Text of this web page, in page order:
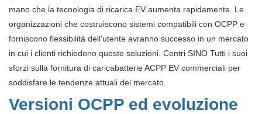
mano che la tecnologia di ricarica EV aumenta rapidamente. Le
organizzazioni che costruiscono sistemi compatibili con OCPP e
forniscono flessibilità dell'utente avranno successo in un mercato
in cui i clienti richiedono queste soluzioni. Centri SINO Tutti i suoi
sforzi sulla fornitura di caricabatterie ACPP EV commerciali per
soddisfare le tendenze attuali del mercato.
Versioni OCPP ed evoluzione